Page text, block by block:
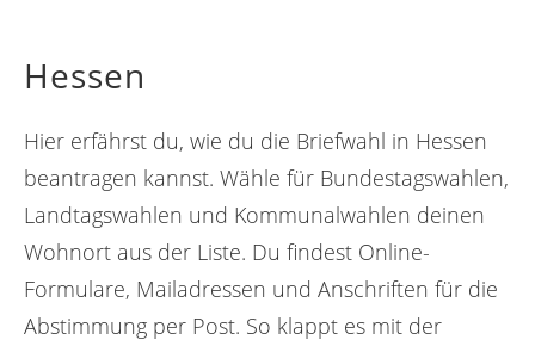
Hessen
Hier erfährst du, wie du die Briefwahl in Hessen
beantragen kannst. Wähle für Bundestagswahlen,
Landtagswahlen und Kommunalwahlen deinen
Wohnort aus der Liste. Du findest Online-
Formulare, Mailadressen und Anschriften für die
Abstimmung per Post. So klappt es mit der